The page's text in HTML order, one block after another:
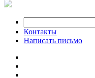
Контакты
Написать письмо